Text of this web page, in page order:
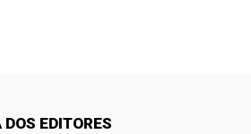
EDITORES